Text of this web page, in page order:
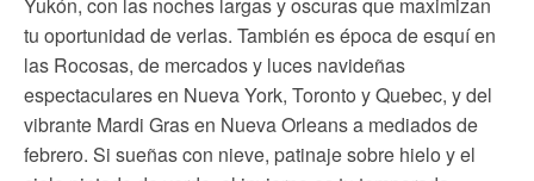
Yukón, con las noches largas y oscuras que maximizan
tu oportunidad de verlas. También es época de esquí en
las Rocosas, de mercados y luces navideñas
espectaculares en Nueva York, Toronto y Quebec, y del
vibrante Mardi Gras en Nueva Orleans a mediados de
febrero. Si sueñas con nieve, patinaje sobre hielo y el